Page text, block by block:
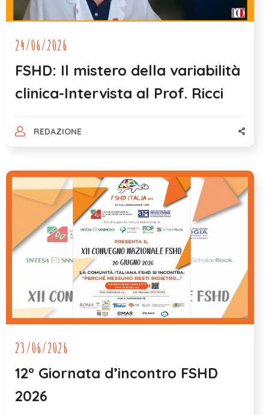
24/06/2026
FSHD: Il mistero della variabilità
clinica-Intervista al Prof. Ricci
REDAZIONE
23/06/2026
12° Giornata d’incontro FSHD
2026